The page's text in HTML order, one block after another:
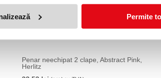
Permite
Penar neechipat 2 clape, Abstract Pink,
Herlitz